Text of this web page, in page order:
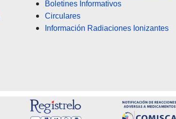
Boletines Informativos
Circulares
Información Radiaciones Ionizantes